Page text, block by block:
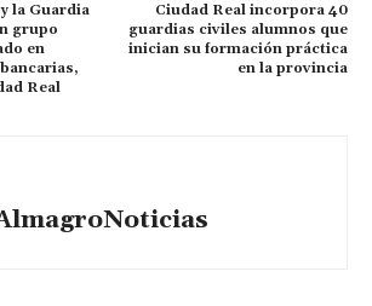
la Guardia
grupo
en
Real
Ciudad Real incorpora 40
guardias civiles alumnos que
inician su formación práctica
en la provincia